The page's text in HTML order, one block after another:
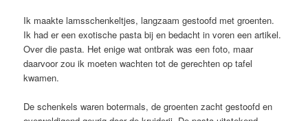
Ik maakte lamsschenkeltjes, langzaam gestoofd met groenten.
Ik had er een exotische pasta bij en bedacht in voren een artikel.
Over die pasta. Het enige wat ontbrak was een foto, maar
daarvoor zou ik moeten wachten tot de gerechten op tafel
kwamen.
De schenkels waren botermals, de groenten zacht gestoofd en